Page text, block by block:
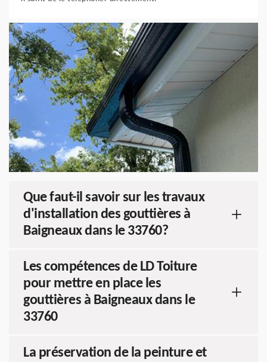
Que faut-il savoir sur les travaux
d'installation des gouttières à
Baigneaux dans le 33760?
Les compétences de LD Toiture
pour mettre en place les
gouttières à Baigneaux dans le
33760
La préservation de la peinture et